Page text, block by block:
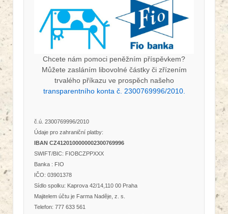
Chcete nám pomoci peněžním příspěvkem?
Můžete zasláním libovolné částky či zřízením
trvalého příkazu ve prospěch našeho
transparentního konta č. 2300769996/2010.
č.ú. 2300769996/2010
Údaje pro zahraniční platby:
IBAN CZ4120100000002300769996
SWIFT/BIC: FIOBCZPPXXX
Banka : FIO
IČO: 03901378
Sídlo spolku: Kaprova 42/14,110 00 Praha
Majitelem účtu je Farma Naděje, z. s.
Telefon: 777 633 561